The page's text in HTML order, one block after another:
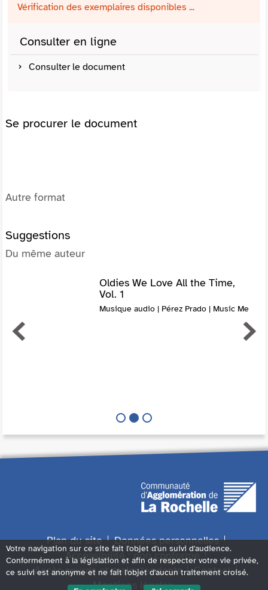
Vérification des exemplaires disponibles ...
Consulter en ligne
Consulter le document
Se procurer le document
Autre format
Suggestions
Du même auteur
Oldies We Love All the Time,
Vol. 1
Musique audio | Pérez Prado | Music Me
Plan du site
Données personnelles
Accessibilité : non conforme
Accès sourds et malentendants
Contact
Mentions légales
Votre navigation sur ce site fait l'objet d'un suivi d'audience.
Conformément à la législation et afin de respecter votre vie privée,
ce suivi est anonyme et ne fait l'objet d'aucun traitement croisé.